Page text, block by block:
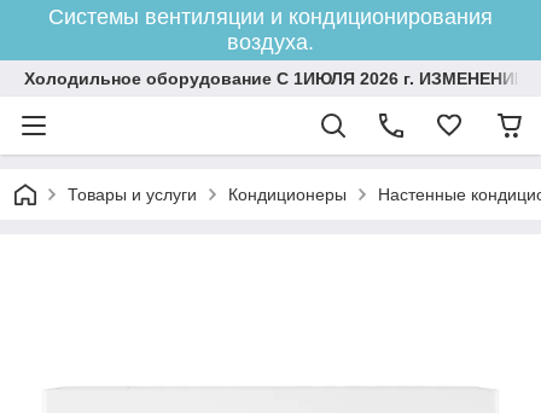
Системы вентиляции и кондиционирования
воздуха.
Холодильное оборудование С 1ИЮЛЯ 2026 г.
Товары и услуги Кондиционеры Настенные